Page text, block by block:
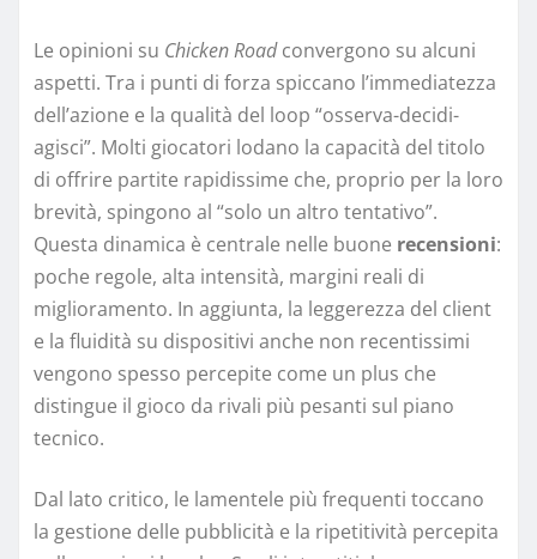
Le opinioni su Chicken Roadconvergono su alcuni
aspetti. Tra i punti di forza spiccano l’immediatezza
dell’azione e la qualità del loop “osserva-decidi-
agisci”. Molti giocatori lodano la capacità del titolo
di offrire partite rapidissime che, proprio per la loro
brevità, spingono al “solo un altro tentativo”.
Questa dinamica è centrale nelle buone recensioni:
poche regole, alta intensità, margini reali di
miglioramento. In aggiunta, la leggerezza del client
e la fluidità su dispositivi anche non recentissimi
vengono spesso percepite come un plus che
distingue il gioco da rivali più pesanti sul piano
tecnico.
Dal lato critico, le lamentele più frequenti toccano
la gestione delle pubblicità e la ripetitività percepita